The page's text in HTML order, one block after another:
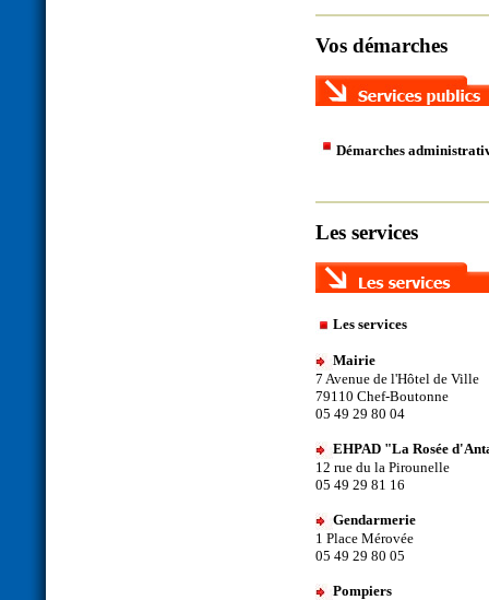
Vos démarches
Démarches
Les services
Les services
Mairie
7 Avenue de l'Hôtel de Ville
79110 Chef-Boutonne
05 49 29 80 04
EHPAD "La Rosée
12 rue du la Pirounelle
05 49 29 81 16
Gendarmerie
1 Place Mérovée
05 49 29 80 05
Pompiers